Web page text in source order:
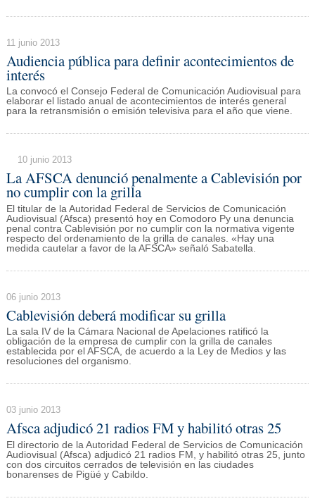
11 junio 2013
Audiencia pública para definir acontecimientos de
interés
La convocó el Consejo Federal de Comunicación Audiovisual para
elaborar el listado anual de acontecimientos de interés general
para la retransmisión o emisión televisiva para el año que viene.
10 junio 2013
La AFSCA denunció penalmente a Cablevisión por
no cumplir con la grilla
El titular de la Autoridad Federal de Servicios de Comunicación
Audiovisual (Afsca) presentó hoy en Comodoro Py una denuncia
penal contra Cablevisión por no cumplir con la normativa vigente
respecto del ordenamiento de la grilla de canales. «Hay una
medida cautelar a favor de la AFSCA» señaló Sabatella.
06 junio 2013
Cablevisión deberá modificar su grilla
La sala IV de la Cámara Nacional de Apelaciones ratificó la
obligación de la empresa de cumplir con la grilla de canales
establecida por el AFSCA, de acuerdo a la Ley de Medios y las
resoluciones del organismo.
03 junio 2013
Afsca adjudicó 21 radios FM y habilitó otras 25
El directorio de la Autoridad Federal de Servicios de Comunicación
Audiovisual (Afsca) adjudicó 21 radios FM, y habilitó otras 25, junto
con dos circuitos cerrados de televisión en las ciudades
bonarenses de Pigüé y Cabildo.